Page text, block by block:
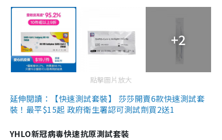
+2
點擊圖片放大
延伸閱讀：【快速測試套裝】 莎莎開賣6款快速測試套
裝！最平$15起 政府衛生署認可測試劑買2送1
YHLO新冠病毒快速抗原測試套裝